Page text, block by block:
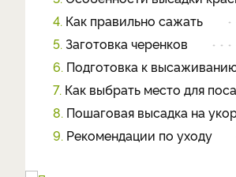
4. Как правильно сажать
5. Заготовка черенков
6. Подготовка к
7. Как выбрать место для
8. Пошаговая высадка на
9. Рекомендации по уходу